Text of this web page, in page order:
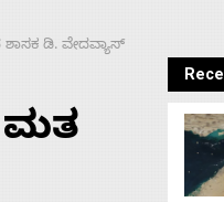
ಡಿ. ವೇದವ್ಯಾಸ್
ಮತ